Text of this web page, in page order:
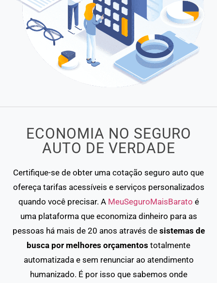
ECONOMIA NO SEGURO
AUTO DE VERDADE
Certifique-se de obter uma cotação seguro auto que
ofereça tarifas acessíveis e serviços personalizados
quando você precisar. A MeuSeguroMaisBarato é
uma plataforma que economiza dinheiro para as
pessoas há mais de 20 anos através de sistemas de
busca por melhores orçamentos totalmente
automatizada e sem renunciar ao atendimento
humanizado. É por isso que sabemos onde